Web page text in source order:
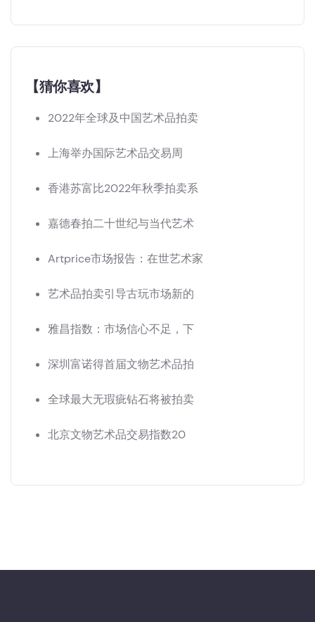
【猜你喜欢】
2022年全球及中国艺术品拍卖
上海举办国际艺术品交易周
香港苏富比2022年秋季拍卖系
嘉德春拍二十世纪与当代艺术
Artprice市场报告：在世艺术家
艺术品拍卖引导古玩市场新的
雅昌指数：市场信心不足，下
深圳富诺得首届文物艺术品拍
全球最大无瑕疵钻石将被拍卖
北京文物艺术品交易指数20